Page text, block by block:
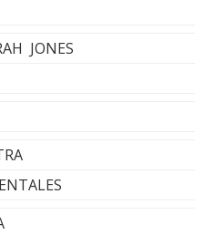
JONES